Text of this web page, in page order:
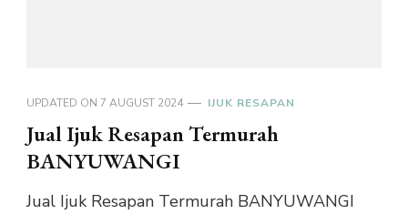
UPDATED ON 7 AUGUST 2024 IJUK RESAPAN
Jual Ijuk Resapan Termurah
BANYUWANGI
Jual Ijuk Resapan Termurah BANYUWANGI